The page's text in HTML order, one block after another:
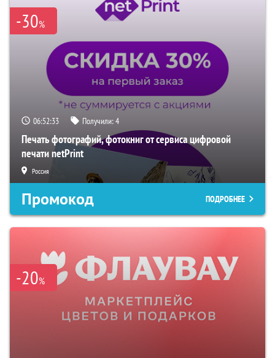
-30%
06:52:32 Получили:4
Печать фотографий, фотокниг от сервиса цифровой
печати netPrint
Россия
Промокод ПОДРОБНЕЕ
-20%